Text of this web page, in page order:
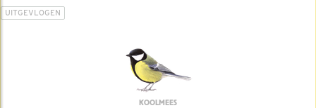
UITGEVLOGEN
KOOLMEES